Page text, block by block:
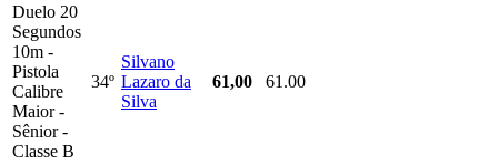
Duelo 20
Segundos
10m -
Pistola
Calibre
Maior -
Sênior -
Classe B
34º
Silvano
Lazaro da
Silva
61,00 61.00